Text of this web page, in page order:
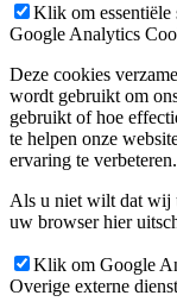
Klik om essentiële
Google Analytics
Deze cookies
wordt gebruikt om
gebruikt of hoe
te helpen onze
ervaring te verbeteren.
Als u niet wilt dat wij
uw browser hier
Klik om Google
Overige externe